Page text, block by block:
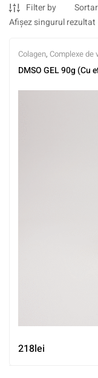
Filter by
Afișez singurul rezultat
Colagen, Complexe de
DMSO GEL 90g
218lei